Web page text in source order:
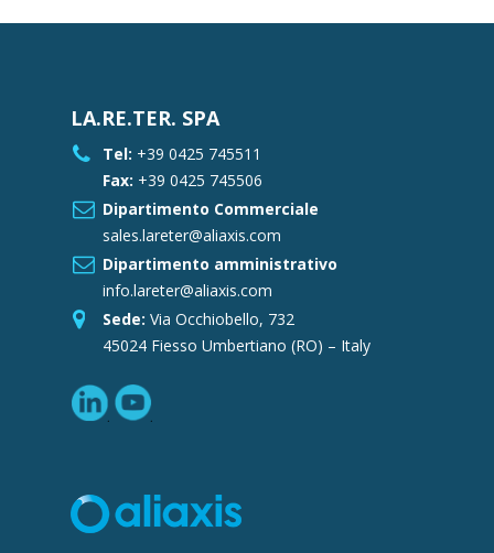
LA.RE.TER. SPA
Tel: +39 0425 745511
Fax: +39 0425 745506
Dipartimento Commerciale
sales.lareter@aliaxis.com
Dipartimento amministrativo
info.lareter@aliaxis.com
Sede: Via Occhiobello, 732
45024 Fiesso Umbertiano (RO) – Italy